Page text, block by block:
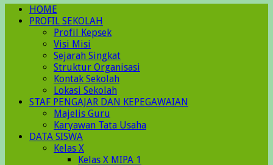
HOME
PROFIL SEKOLAH
Profil Kepsek
Visi Misi
Sejarah Singkat
Struktur Organisasi
Kontak Sekolah
Lokasi Sekolah
STAF PENGAJAR DAN KEPEGAWAIAN
Majelis Guru
Karyawan Tata Usaha
DATA SISWA
Kelas X
Kelas X MIPA 1